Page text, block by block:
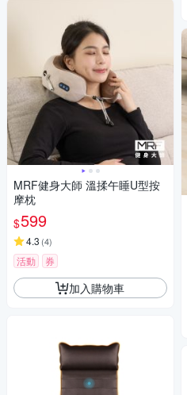
MRF健身大師 溫揉午睡U型按
摩枕
$599
4.3 (4)
活動 券
加入購物車